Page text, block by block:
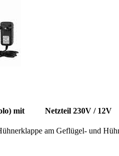
mit Netzteil 230V / 12V
am Geflügel- und